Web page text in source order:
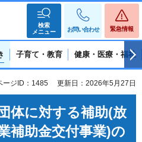
検索
メニュー
お問い合わせ 緊急情報
子育て・教育 健康・医療・福祉
ージID：1485 更新日：2026年5月27日
体に対する補助(放
補助金交付事業)の